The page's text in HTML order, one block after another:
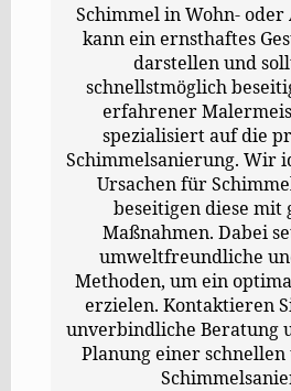
Schimmel in Wohn-
kann ein ernsthaftes
darstellen und
schnellstmöglich
erfahrener
spezialisiert auf die
Schimmelsanierung. Wir
Ursachen für
beseitigen diese mit
Maßnahmen. Dabei
umweltfreundliche
Methoden, um ein
erzielen. Kontaktieren
unverbindliche Beratung
Planung einer